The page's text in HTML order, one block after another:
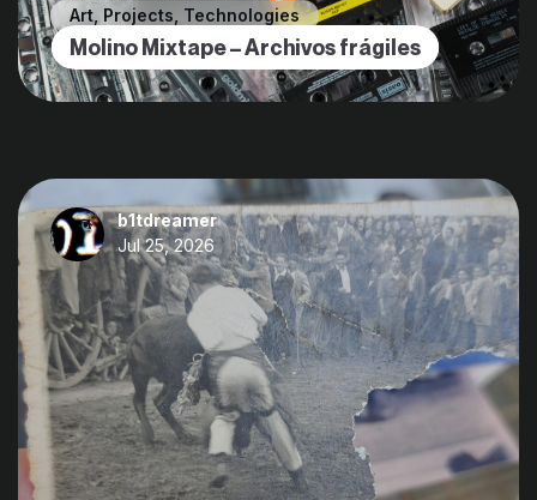
Art, Projects, Technologies
Molino Mixtape – Archivos frágiles
b1tdreamer
Jul 25, 2026